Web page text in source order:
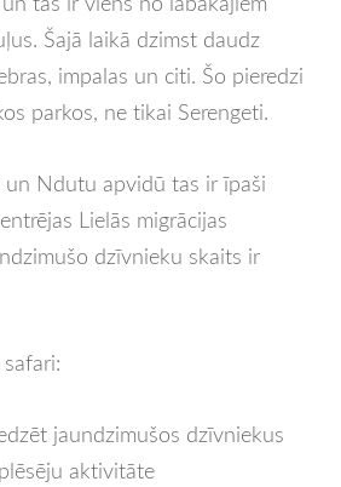
Šajā laikā dzimst daudz
impalas un citi. Šo pieredzi
parkos, ne tikai Serengeti.
un Ndutu apvidū tas ir īpaši
Lielās migrācijas
dzīvnieku skaits ir
jaundzimušos dzīvniekus
aktivitāte